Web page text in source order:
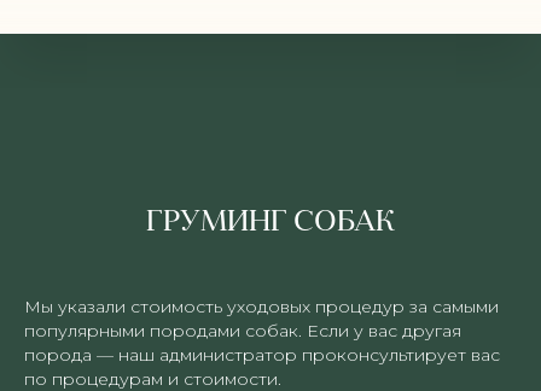
ГРУМИНГ СОБАК
Мы указали стоимость уходовых процедур за самыми
популярными породами собак. Если у вас другая
порода — наш администратор проконсультирует вас
по процедурам и стоимости.